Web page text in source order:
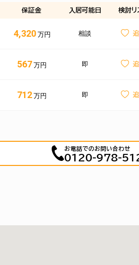
保証金 入居可能日 検討リ
4,320 万円 相談
567 万円 即
712 万円 即
お電話でのお問い合わせ
0120-978-